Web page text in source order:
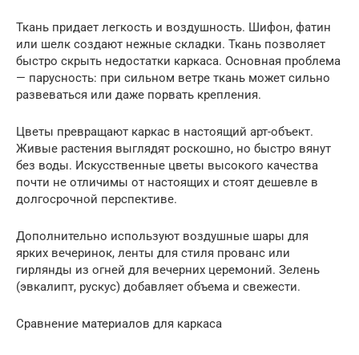
Ткань придает легкость и воздушность. Шифон, фатин
или шелк создают нежные складки. Ткань позволяет
быстро скрыть недостатки каркаса. Основная проблема
— парусность: при сильном ветре ткань может сильно
развеваться или даже порвать крепления.
Цветы превращают каркас в настоящий арт-объект.
Живые растения выглядят роскошно, но быстро вянут
без воды. Искусственные цветы высокого качества
почти не отличимы от настоящих и стоят дешевле в
долгосрочной перспективе.
Дополнительно используют воздушные шары для
ярких вечеринок, ленты для стиля прованс или
гирлянды из огней для вечерних церемоний. Зелень
(эвкалипт, рускус) добавляет объема и свежести.
Сравнение материалов для каркаса